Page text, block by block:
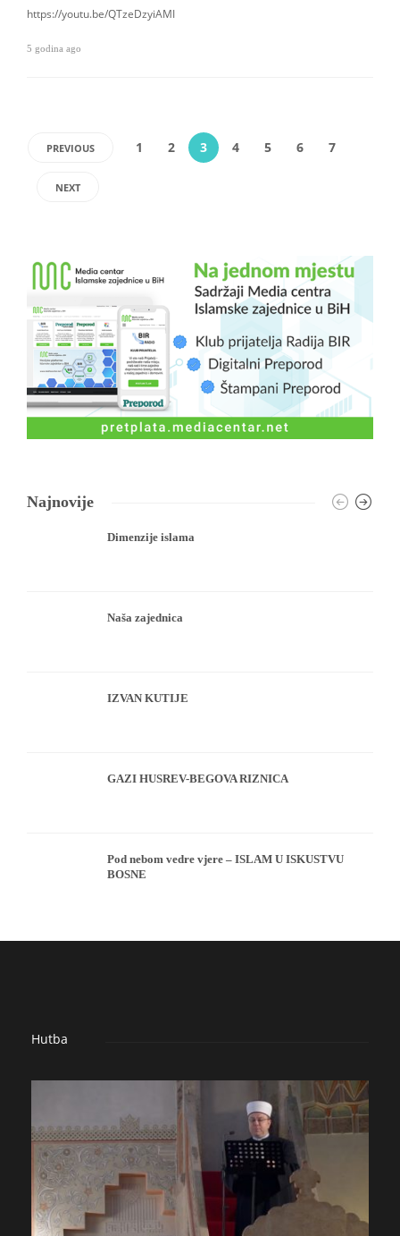
https://youtu.be/QTzeDzyiAMI
5 godina ago
PREVIOUS 1 2 3 4 5 6 7
NEXT
Najnovije
Dimenzije islama
Naša zajednica
IZVAN KUTIJE
GAZI HUSREV-BEGOVA RIZNICA
Pod nebom vedre vjere – ISLAM U ISKUSTVU
BOSNE
Hutba